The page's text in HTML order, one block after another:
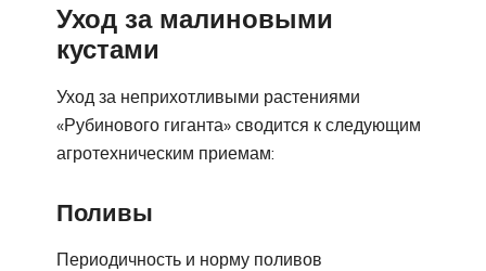
Уход за малиновыми
кустами
Уход за неприхотливыми растениями
«Рубинового гиганта» сводится к следующим
агротехническим приемам:
Поливы
Периодичность и норму поливов